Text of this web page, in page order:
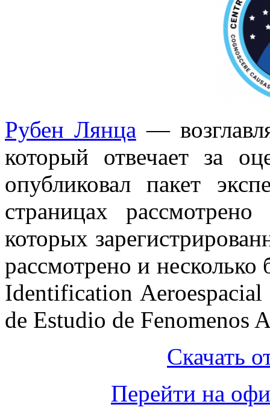
Рубен Лянца —
который отвечает за
опубликовал пакет
страницах
которых
рассмотрено и несколько
Identification
de Estudio de Fenomenos
Скачать
Перейти на